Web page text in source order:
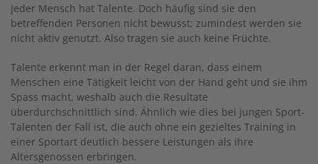
Jeder Mensch hat Talente. Doch häufig sind sie den
betreffenden Personen nicht bewusst; zumindest werden sie
nicht aktiv genutzt. Also tragen sie auch keine Früchte.
Talente erkennt man in der Regel daran, dass einem
Menschen eine Tätigkeit leicht von der Hand geht und sie ihm
Spass macht, weshalb auch die Resultate
überdurchschnittlich sind. Ähnlich wie dies bei jungen Sport-
Talenten der Fall ist, die auch ohne ein gezieltes Training in
einer Sportart deutlich bessere Leistungen als ihre
Altersgenossen erbringen.